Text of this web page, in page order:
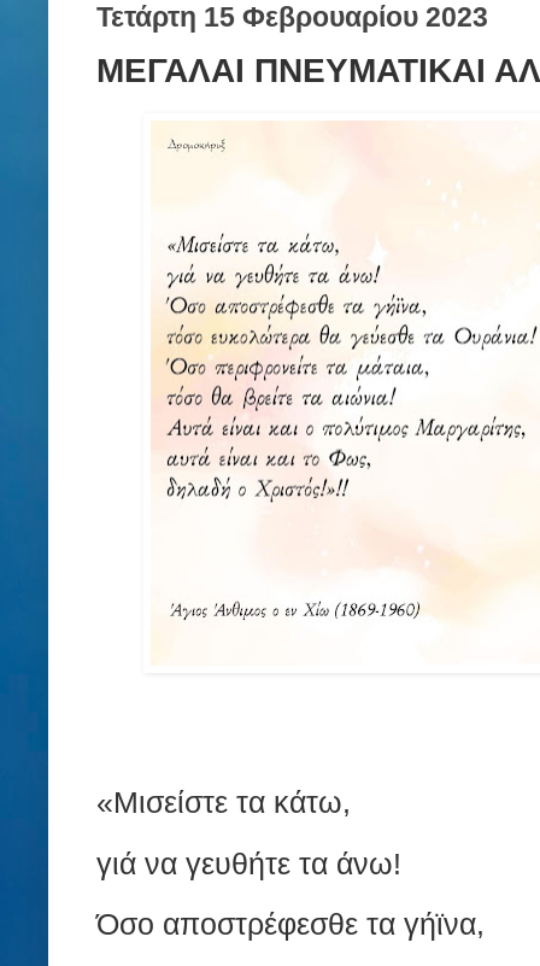
Τετάρτη 15 Φεβρουαρίου 2023
ΜΕΓΑΛΑΙ ΠΝΕΥΜΑΤΙΚΑΙ
«Μισείστε τα κάτω,
γιά να γευθήτε τα άνω!
Όσο αποστρέφεσθε τα γήϊνα,